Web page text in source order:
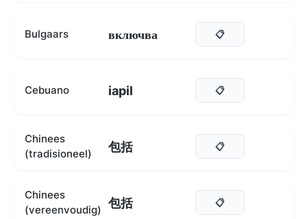
Bulgaars включва 📋
Cebuano iapil 📋
Chinees
(tradisioneel)
包括 📋
Chinees
(vereenvoudig) 包括 📋